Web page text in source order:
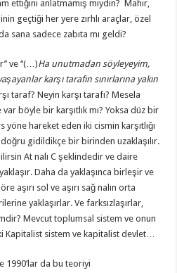
ettiğini anlatmamış mıydın? Mahir,
geçtiği her yere zırhlı araçlar, özel
sana sadece zabıta mı geldi?
ve ‘‘(…)Ha unutmadan söyleyeyim,
karşı tarafın sınırlarına yakın
taraf? Neyin karşı tarafı? Mesela
böyle bir karşıtlık mı? Yoksa düz bir
hareket eden iki cismin karşıtlığı
gidildikçe bir birinden uzaklaşılır.
At nalı C şeklindedir ve daire
Daha da yaklaşınca birleşir ve
aşırı sol ve aşırı sağ nalın orta
yaklaşırlar. Ve farksızlaşırlar,
Mevcut toplumsal sistem ve onun
Kapitalist sistem ve kapitalist devlet…
1990’lar da bu teoriyi